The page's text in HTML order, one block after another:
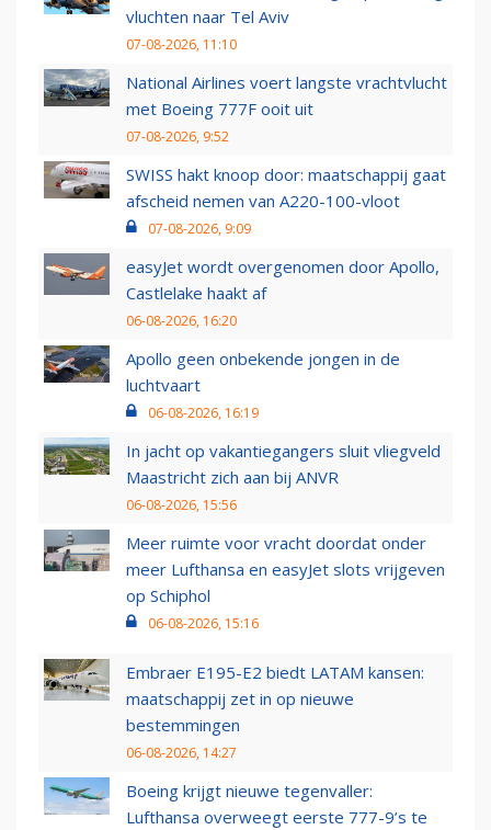
vluchten naar Tel Aviv
07-08-2026, 11:10
National Airlines voert langste vrachtvlucht
met Boeing 777F ooit uit
07-08-2026, 9:52
SWISS hakt knoop door: maatschappij gaat
afscheid nemen van A220-100-vloot
07-08-2026, 9:09
easyJet wordt overgenomen door Apollo,
Castlelake haakt af
06-08-2026, 16:20
Apollo geen onbekende jongen in de
luchtvaart
06-08-2026, 16:19
In jacht op vakantiegangers sluit vliegveld
Maastricht zich aan bij ANVR
06-08-2026, 15:56
Meer ruimte voor vracht doordat onder
meer Lufthansa en easyJet slots vrijgeven
op Schiphol
06-08-2026, 15:16
Embraer E195-E2 biedt LATAM kansen:
maatschappij zet in op nieuwe
bestemmingen
06-08-2026, 14:27
Boeing krijgt nieuwe tegenvaller:
Lufthansa overweegt eerste 777-9’s te